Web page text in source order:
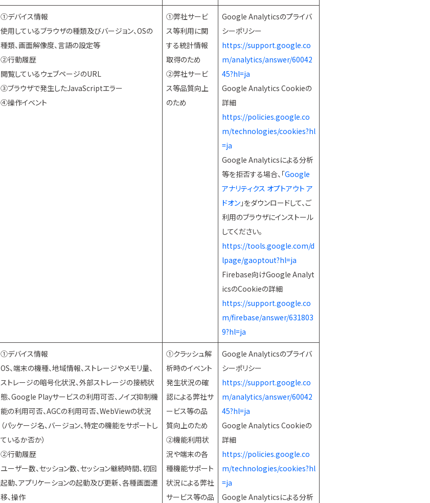
①デバイス情報
使用しているブラウザの種類及びバージョン、OSの
種類、画面解像度、言語の設定等
②行動履歴
閲覧しているウェブページのURL
③ブラウザで発生したJavaScriptエラー
④操作イベント
①弊社サービ
ス等利用に関
する統計情報
取得のため
②弊社サービ
ス等品質向上
のため
Google Analyticsのプライバ
シーポリシー
https://support.google.co
m/analytics/answer/60042
45?hl=ja
Google Analytics Cookieの
詳細
https://policies.google.co
m/technologies/cookies?hl
=ja
Google Analyticsによる分析
等を拒否する場合、「Google
アナリティクス オプトアウト ア
ドオン 」をダウンロードして、ご
利用のブラウザにインストール
してください。
https://tools.google.com/d
lpage/gaoptout?hl=ja
Firebase向けGoogle Analyt
icsのCookieの詳細
https://support.google.co
m/firebase/answer/631803
9?hl=ja
①デバイス情報
OS、端末の機種、地域情報、ストレージやメモリ量、
ストレージの暗号化状況、外部ストレージの接続状
態、Google Playサービスの利用可否、ノイズ抑制機
能の利用可否、AGCの利用可否、WebViewの状況
（パッケージ名、バージョン、特定の機能をサポートし
ているか否か）
②行動履歴
ユーザー数、セッション数、セッション継続時間、初回
起動、アプリケーションの起動及び更新、各種画面遷
移、操作
①クラッシュ解
析時のイベント
発生状況の確
認による弊社サ
ービス等の品
質向上のため
②機能利用状
況や端末の各
種機能サポート
状況による弊社
サービス等の品
Google Analyticsのプライバ
シーポリシー
https://support.google.co
m/analytics/answer/60042
45?hl=ja
Google Analytics Cookieの
詳細
https://policies.google.co
m/technologies/cookies?hl
=ja
Google Analyticsによる分析